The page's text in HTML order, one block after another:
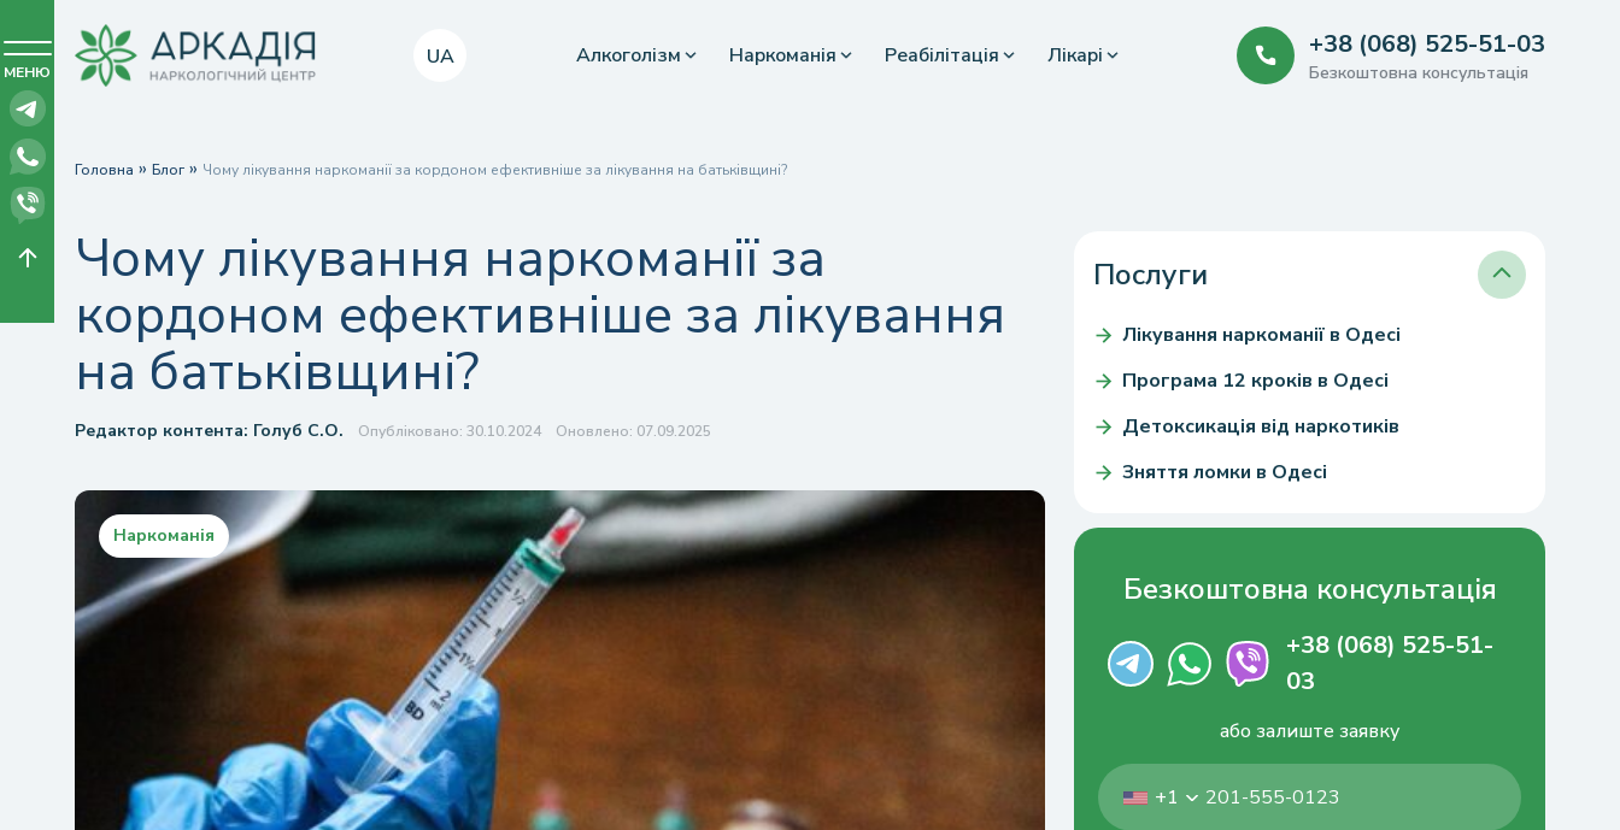
UA Алкоголізм Наркоманія Реабілітація Лікарі +38 (068) 525-51-03
Безкоштовна консультація
МЕНЮ
Головна » Блог » Чому лікування наркоманії за кордоном ефективніше за лікування на батьківщині?
Чому лікування наркоманії за
кордоном ефективніше за лікування
на батьківщині?
Редактор контента: Голуб С.О. Опубліковано: 30.10.2024 Оновлено: 07.09.2025
Наркоманія
Послуги
Лікування наркоманії в Одесі
Програма 12 кроків в Одесі
Детоксикація від наркотиків
Зняття ломки в Одесі
Безкоштовна консультація
+38 (068) 525-51-
03
або залиште заявку
+1